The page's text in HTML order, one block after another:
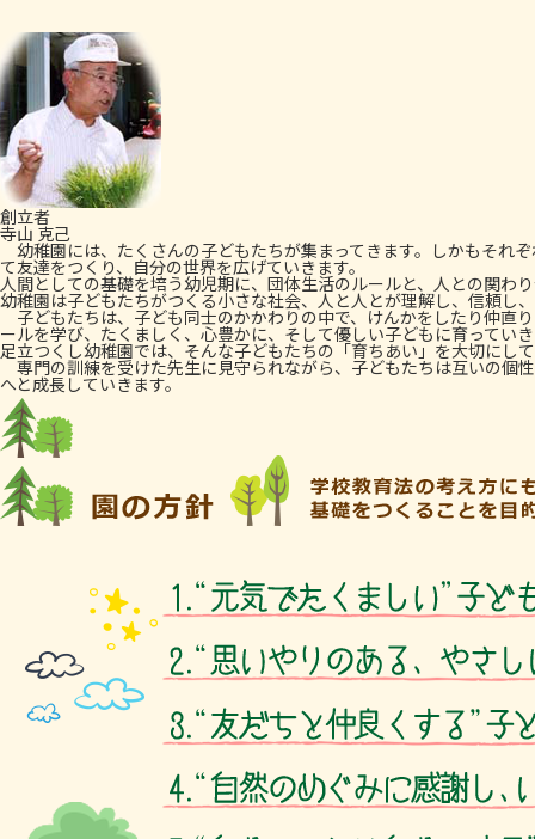
創立者
寺山 克己
幼稚園には、たくさんの子どもたちが集まってきます。しかもそれ
て友達をつくり、自分の世界を広げていきます。
人間としての基礎を培う幼児期に、団体生活のルールと、人との関わ
幼稚園は子どもたちがつくる小さな社会、人と人とが理解し、信頼し
子どもたちは、子ども同士のかかわりの中で、けんかをしたり仲直
ールを学び、たくましく、心豊かに、そして優しい子どもに育ってい
足立つくし幼稚園では、そんな子どもたちの「育ちあい」を大切にし
専門の訓練を受けた先生に見守られながら、子どもたちは互いの個
へと成長していきます。